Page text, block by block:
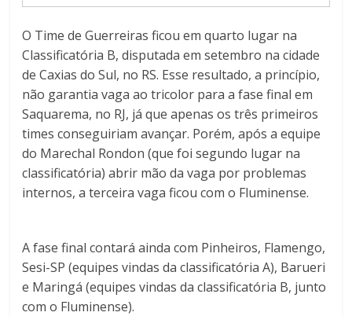
O Time de Guerreiras ficou em quarto lugar na
Classificatória B, disputada em setembro na cidade
de Caxias do Sul, no RS. Esse resultado, a princípio,
não garantia vaga ao tricolor para a fase final em
Saquarema, no RJ, já que apenas os três primeiros
times conseguiriam avançar. Porém, após a equipe
do Marechal Rondon (que foi segundo lugar na
classificatória) abrir mão da vaga por problemas
internos, a terceira vaga ficou com o Fluminense.
A fase final contará ainda com Pinheiros, Flamengo,
Sesi-SP (equipes vindas da classificatória A), Barueri
e Maringá (equipes vindas da classificatória B, junto
com o Fluminense).